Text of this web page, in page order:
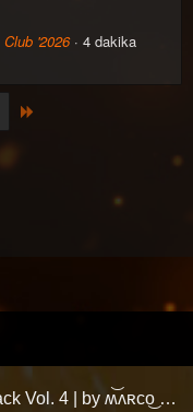
'2026
4 dakika
Clubberism Music Collection Pack Vol. 4 | by ʍ͝ʌʀco͜ ʌɴϯσɴio ҇